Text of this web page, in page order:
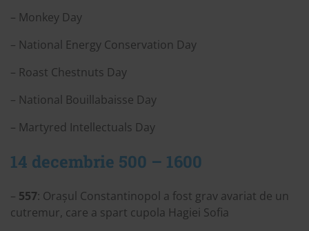
– Monkey Day
– National Energy Conservation Day
– Roast Chestnuts Day
– National Bouillabaisse Day
– Martyred Intellectuals Day
14 decembrie 500 – 1600
– 557: Orașul Constantinopol a fost grav avariat de un
cutremur, care a spart cupola Hagiei Sofia